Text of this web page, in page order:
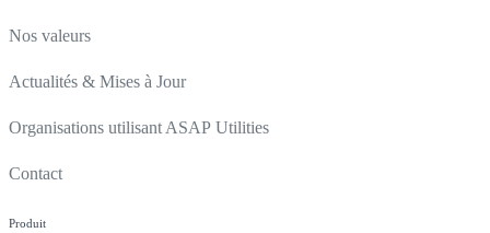
Nos valeurs
Actualités & Mises à Jour
Organisations utilisant ASAP Utilities
Contact
Produit